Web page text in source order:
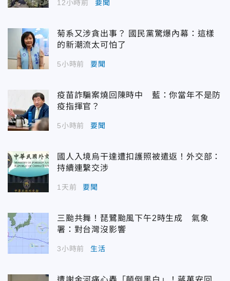
12小時前 要聞
菊系又涉貪出事？ 國民黨驚爆內幕：這樣
的新潮流太可怕了
5小時前 要聞
疫苗詐騙案燒回陳時中 藍：你當年不是防
疫指揮官？
5小時前 要聞
國人入境烏干達遭扣護照被遣返！外交部：
持續連繫交涉
1天前 要聞
三颱共舞！琵鷺颱風下午2時生成 氣象
署：對台灣沒影響
3小時前 生活